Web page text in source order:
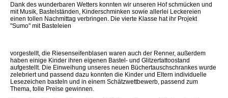
Dank des wunderbaren Wetters konnten wir unseren Hof schmücken und
mit Musik, Bastelständen, Kinderschminken sowie allerlei Leckereien
einen tollen Nachmittag verbringen. Die vierte Klasse hat ihr Projekt
"Sumo" mit Basteleien
vorgestellt, die Riesenseifenblasen waren auch der Renner, außerdem
haben einige Kinder ihren eigenen Bastel- und Glitzertattoostand
aufgestellt. Die Einweihung unseres neuen Büchertauschschrankes wurde
zelebriert und passend dazu konnten die Kinder und Eltern individuelle
Lesezeichen basteln und in einem Schätzwettbewerb, passend zum
Thema, tolle Preise gewinnen.